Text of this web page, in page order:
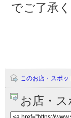
でご了承く
このお店・スポ
お店・